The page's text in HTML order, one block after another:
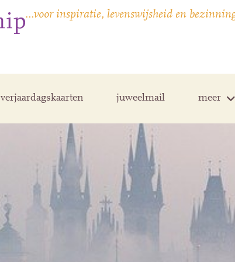
…voor inspiratie, levenswijsheid en
verjaardagskaarten juweelmail meer